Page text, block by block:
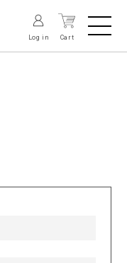
Log in Cart